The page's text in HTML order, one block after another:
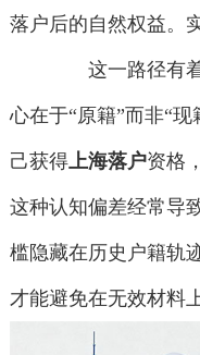
落户后的自然权益。
这一路径有着
心在于“原籍”而非“
己获得上海落户资格
这种认知偏差经常导
槛隐藏在历史户籍轨
才能避免在无效材料